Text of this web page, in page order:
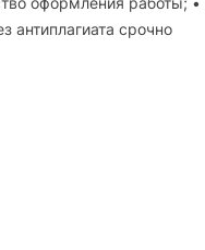
антиплагиата срочно